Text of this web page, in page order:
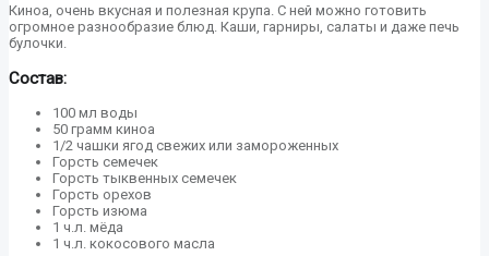
Киноа, очень вкусная и полезная крупа. С ней можно готовить
огромное разнообразие блюд. Каши, гарниры, салаты и даже печь
булочки.
Состав:
100 мл воды
50 грамм киноа
1/2 чашки ягод свежих или замороженных
Горсть семечек
Горсть тыквенных семечек
Горсть орехов
Горсть изюма
1 ч.л. мёда
1 ч.л. кокосового масла